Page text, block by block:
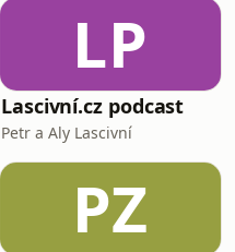
LP
Lascivní.cz podcast
Petr a Aly Lascivní
PZ